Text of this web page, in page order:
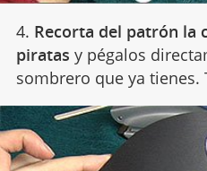
4. Recorta del patrón la
piratas y pégalos
sombrero que ya tienes.